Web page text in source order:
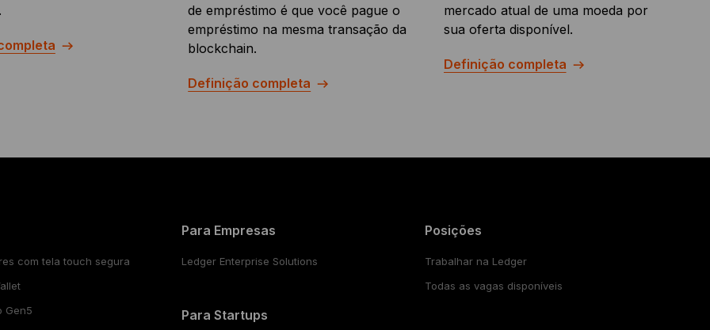
de empréstimo é que você pague o
empréstimo na mesma transação da
blockchain.
Definição completa
mercado atual de uma moeda por
sua oferta disponível.
Definição completa
com tela touch segura
Gen5
Para Empresas
Ledger Enterprise Solutions
Para Startups
Posições
Trabalhar na Ledger
Todas as vagas disponíveis